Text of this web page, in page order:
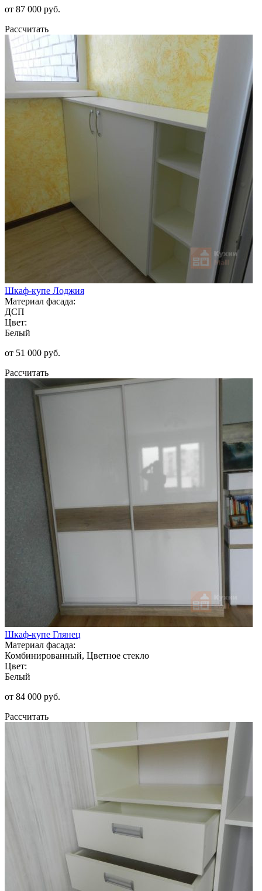
от 87 000 руб.
Рассчитать
Шкаф-купе Лоджия
Материал фасада:
ДСП
Цвет:
Белый
от 51 000 руб.
Рассчитать
Шкаф-купе Глянец
Материал фасада:
Комбинированный, Цветное стекло
Цвет:
Белый
от 84 000 руб.
Рассчитать